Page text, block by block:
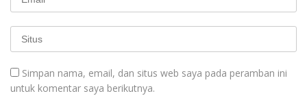
Simpan nama, email, dan situs web saya pada peramban ini
untuk komentar saya berikutnya.